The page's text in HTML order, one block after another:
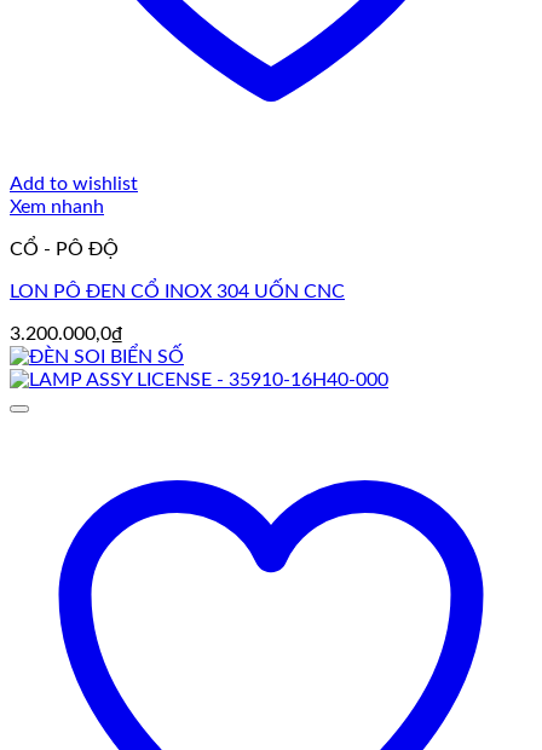
Add to wishlist
Xem nhanh
CỔ - PÔ ĐỘ
LON PÔ ĐEN CỔ INOX 304 UỐN CNC
3.200.000,0₫